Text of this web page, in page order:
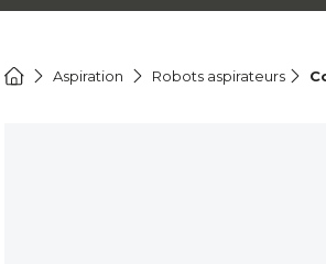
Aspiration Robots aspirateurs